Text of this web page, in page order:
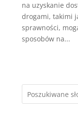
na uzyskanie
drogami, takimi
sprawności,
sposobów na...